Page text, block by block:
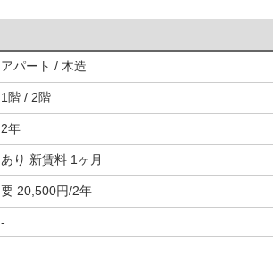
アパート / 木造
1階 / 2階
2年
あり 新賃料 1ヶ月
要 20,500円/2年
-